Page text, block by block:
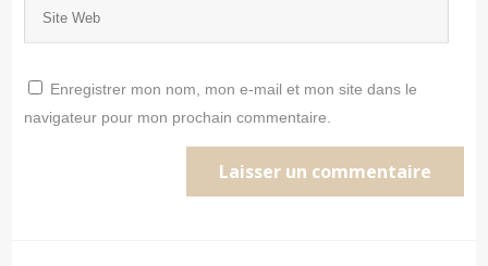
Enregistrer mon nom, mon e-mail et mon site dans le
navigateur pour mon prochain commentaire.